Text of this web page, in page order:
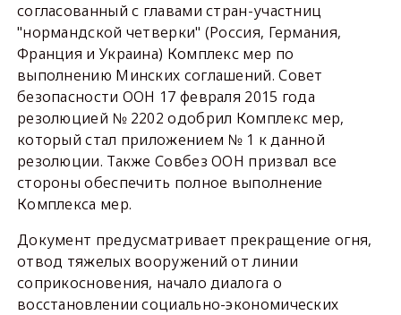
согласованный с главами стран-участниц
"нормандской четверки" (Россия, Германия,
Франция и Украина) Комплекс мер по
выполнению Минских соглашений. Совет
безопасности ООН 17 февраля 2015 года
резолюцией № 2202 одобрил Комплекс мер,
который стал приложением № 1 к данной
резолюции. Также Совбез ООН призвал все
стороны обеспечить полное выполнение
Комплекса мер.
Документ предусматривает прекращение огня,
отвод тяжелых вооружений от линии
соприкосновения, начало диалога о
восстановлении социально-экономических